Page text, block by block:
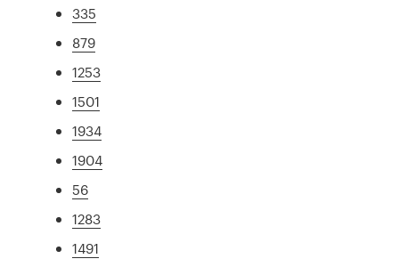
335
879
1253
1501
1934
1904
56
1283
1491